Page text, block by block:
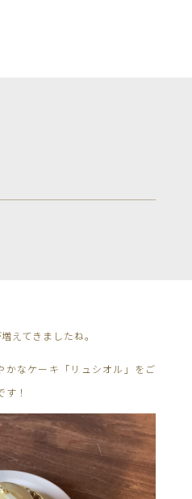
えてきましたね。
かなケーキ「リュシオル」をご
！